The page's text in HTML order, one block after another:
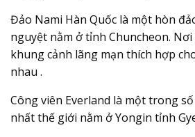
Đảo Nami Hàn Quốc là một hòn
nguyệt nằm ở tỉnh Chuncheon.
khung cảnh lãng mạn thích hợp
nhau .
Công viên Everland là một trong
nhất thế giới nằm ở Yongin tỉnh